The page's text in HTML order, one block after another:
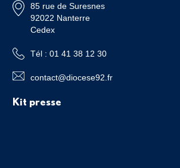
85 rue de Suresnes
92022 Nanterre
Cedex
Tél : 01 41 38 12 30
contact@diocese92.fr
Kit presse